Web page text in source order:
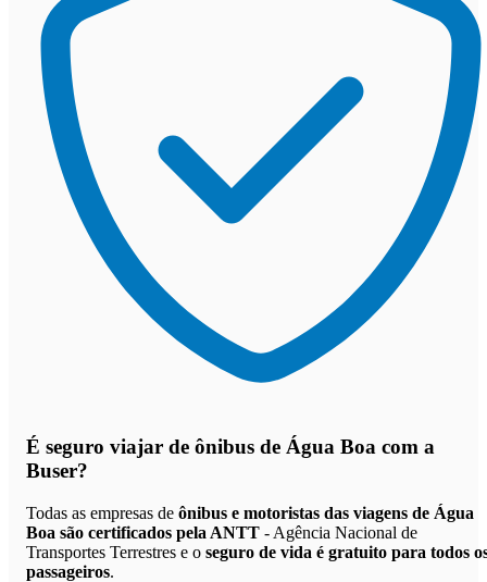
É seguro viajar de ônibus de Água Boa com a
Buser?
Todas as empresas de ônibus e motoristas das viagens de Água
Boa são certificados pela ANTT - Agência Nacional de
Transportes Terrestres e o seguro de vida é gratuito para todos
passageiros.